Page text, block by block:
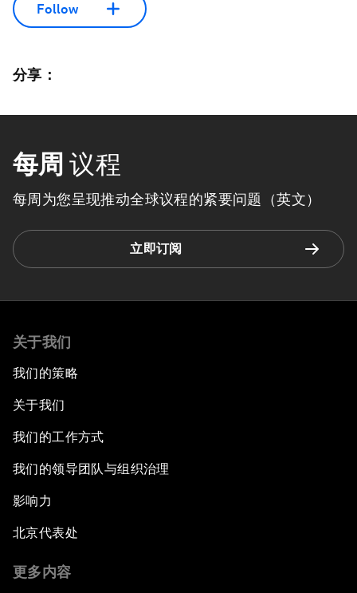
Follow
分享：
每周 议程
每周为您呈现推动全球议程的紧要问题（英文）
立即订阅
关于我们
我们的策略
关于我们
我们的工作方式
我们的领导团队与组织治理
影响力
北京代表处
更多内容